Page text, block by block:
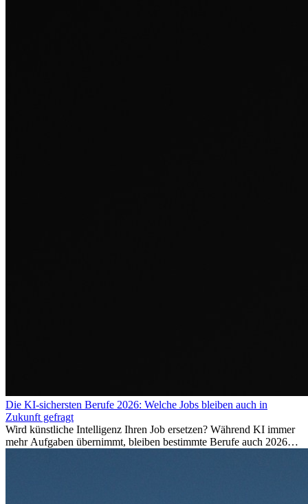
Die KI-sichersten Berufe 2026: Welche Jobs bleiben auch in
Zukunft gefragt
Wird künstliche Intelligenz Ihren Job ersetzen? Während KI immer
mehr Aufgaben übernimmt, bleiben bestimmte Berufe auch 2026